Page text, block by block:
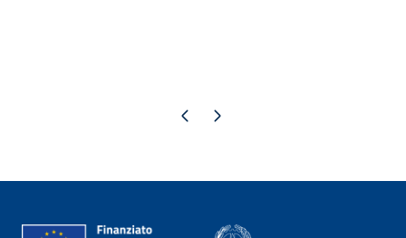
Pagina precedente
Pagina successiva